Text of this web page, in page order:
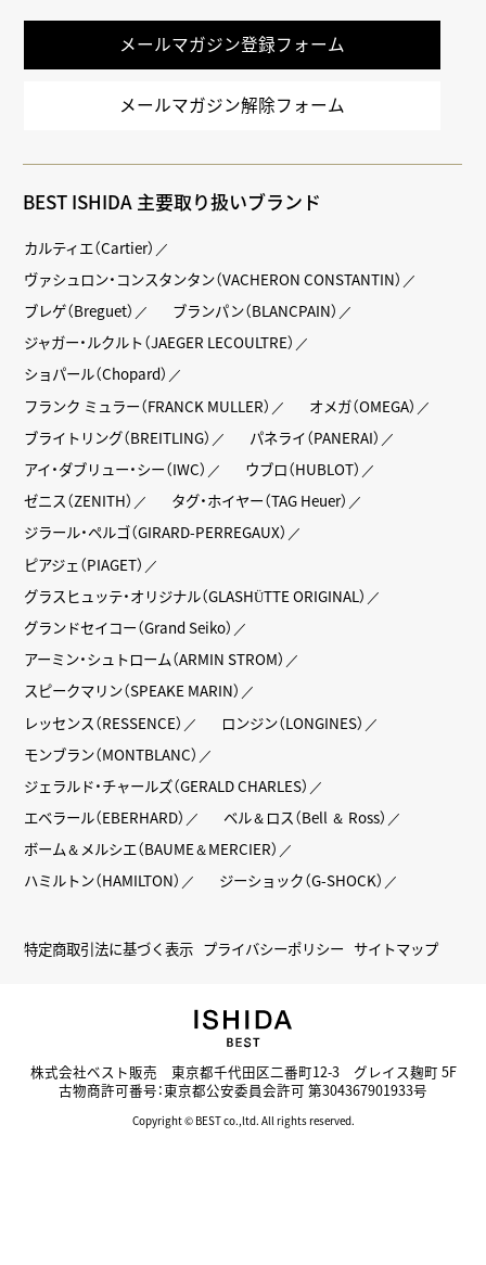
メールマガジン登録フォーム
メールマガジン解除フォーム
BEST ISHIDA 主要取り扱いブランド
カルティエ（Cartier）
ヴァシュロン・コンスタンタン（VACHERON CONSTANTIN）
ブレゲ（Breguet）
ブランパン（BLANCPAIN）
ジャガー・ルクルト（JAEGER LECOULTRE）
ショパール（Chopard）
フランク ミュラー（FRANCK MULLER）
オメガ（OMEGA）
ブライトリング（BREITLING）
パネライ（PANERAI）
アイ・ダブリュー・シー（IWC）
ウブロ（HUBLOT）
ゼニス（ZENITH）
タグ・ホイヤー（TAG Heuer）
ジラール・ペルゴ（GIRARD-PERREGAUX）
ピアジェ（PIAGET）
グラスヒュッテ・オリジナル（GLASHÜTTE ORIGINAL）
グランドセイコー（Grand Seiko）
アーミン・シュトローム（ARMIN STROM）
スピークマリン（SPEAKE MARIN）
レッセンス（RESSENCE）
ロンジン（LONGINES）
モンブラン（MONTBLANC）
ジェラルド・チャールズ（GERALD CHARLES）
エベラール（EBERHARD）
ベル＆ロス（Bell ＆ Ross）
ボーム＆メルシエ（BAUME＆MERCIER）
ハミルトン（HAMILTON）
ジーショック（G-SHOCK）
特定商取引法に基づく表示 プライバシーポリシー サイトマップ
株式会社ベスト販売 東京都千代田区二番町12-3 グレイス麹町 5F
古物商許可番号：東京都公安委員会許可 第304367901933号
Copyright © BEST co.,ltd. All rights reserved.